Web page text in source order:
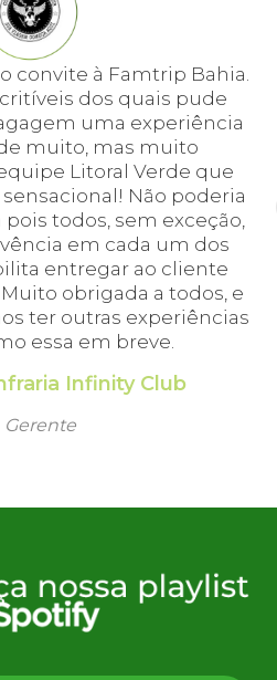
convite à Famtrip Bahia.
dos quais pude
uma experiência
muito, mas muito
Litoral Verde que
Não poderia
todos, sem exceção,
em cada um dos
entregar ao cliente
obrigada a todos, e
ter outras experiências
essa em breve.
Infinity Club
Gerente